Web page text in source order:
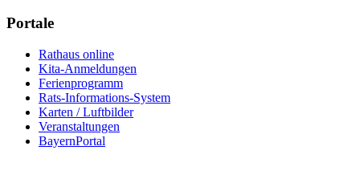
Portale
Rathaus online
Kita-Anmeldungen
Ferienprogramm
Rats-Informations-System
Karten / Luftbilder
Veranstaltungen
BayernPortal